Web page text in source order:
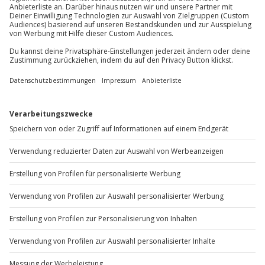
Du möchtest als Firma bestellen?
Sichere Dir attraktive Firmenkunden Vorteile.
+49 89 / 60 60 89 700
Mo-Fr: 9-17 Uhr
b2b@jochen-schweizer.de
www.b2b.jochen-schweizer.de/
Artikelnummer 49157
Andere Produkte entdecken